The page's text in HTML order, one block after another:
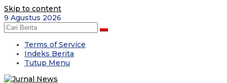
Skip to content
9 Agustus 2026
Terms of Service
Indeks Berita
Tutup Menu